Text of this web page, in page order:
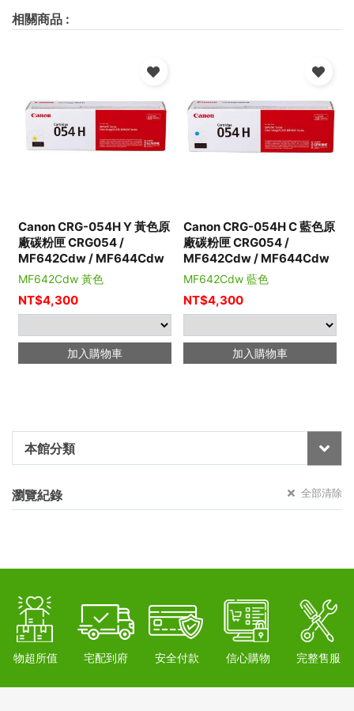
本館分類
瀏覽紀錄 全部清除
相關商品 :
Canon CRG-054H Y 黃色原
廠碳粉匣 CRG054 /
MF642Cdw / MF644Cdw
MF642Cdw 黃色
NT$4,300
加入購物車
Canon CRG-054H C 藍色原
廠碳粉匣 CRG054 /
MF642Cdw / MF644Cdw
MF642Cdw 藍色
NT$4,300
加入購物車
物超所值 宅配到府 安全付款 信心購物 完整售服